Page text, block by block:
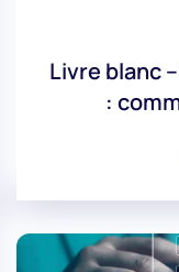
Livre blanc
: